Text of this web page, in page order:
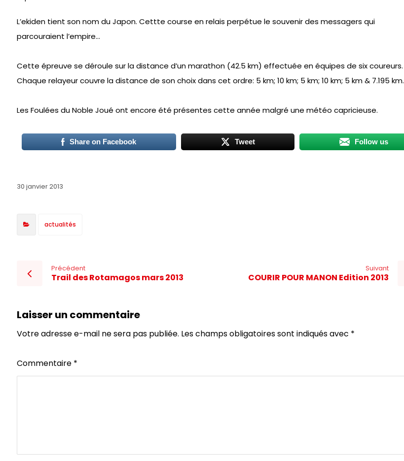
L’ekiden tient son nom du Japon. Cettte course en relais perpétue le souvenir des messagers qui
parcouraient l’empire…
Cette épreuve se déroule sur la distance d’un marathon (42.5 km) effectuée en équipes de six coureurs.
Chaque relayeur couvre la distance de son choix dans cet ordre: 5 km; 10 km; 5 km; 10 km; 5 km & 7.195 km.
Les Foulées du Noble Joué ont encore été présentes cette année malgré une météo capricieuse.
Share on Facebook Tweet Follow us
30 janvier 2013
actualités
Précédent
Trail des Rotamagos mars 2013
Suivant
COURIR POUR MANON Edition 2013
Laisser un commentaire
Votre adresse e-mail ne sera pas publiée. Les champs obligatoires sont indiqués avec *
Commentaire *